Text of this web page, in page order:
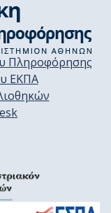
Πληροφόρησης
ΕΚΠΑ